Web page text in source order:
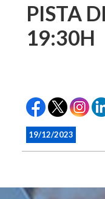
PISTA
19:30H
19/12/2023